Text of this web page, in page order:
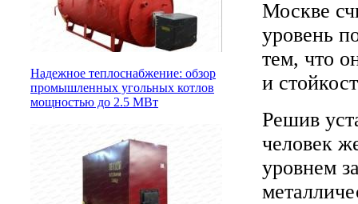
Надежное теплоснабжение: обзор
промышленных угольных котлов
мощностью до 2.5 МВт
Москве
уровень
тем, что
и
Решив
человек
уровнем